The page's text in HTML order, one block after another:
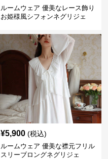
ルームウェア 優美なレース飾り
お姫様風シフォンネグリジェ
¥5,900 (税込)
ルームウェア 優美な襟元フリル
スリーブロングネグリジェ